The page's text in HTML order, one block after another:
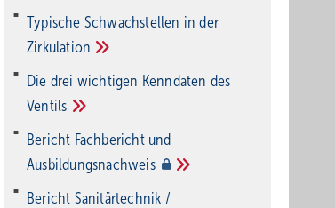
Typische Schwachstellen in der
Zirkulation
Die drei wichtigen Kenndaten des
Ventils
Bericht Fachbericht und
Ausbildungsnachweis
Bericht Sanitärtechnik /